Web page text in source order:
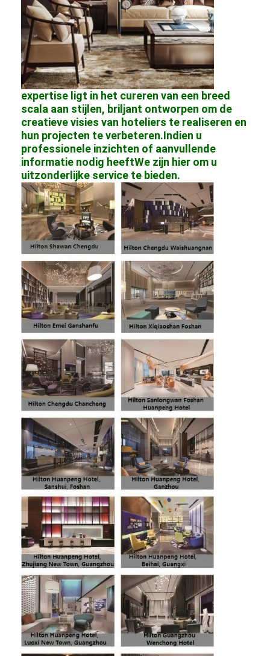
expertise ligt in het cureren van een breed
scala aan stijlen, briljant ontworpen om de
creatieve visies van hoteliers te realiseren en
hun projecten te verbeteren.Indien u
professionele inzichten of aanvullende
informatie nodig heeftWe zijn hier om u
uitzonderlijke service te bieden.